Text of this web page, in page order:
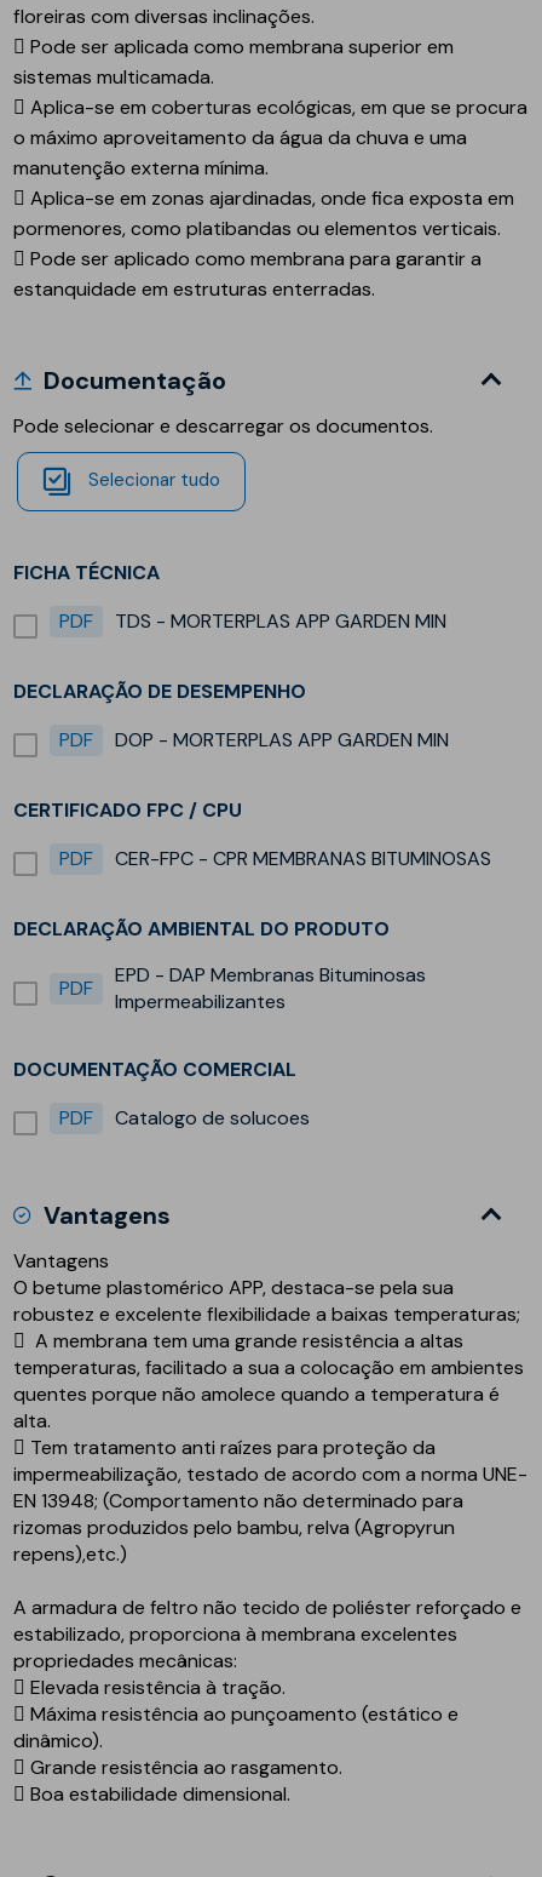
floreiras com diversas inclinações.
 Pode ser aplicada como membrana superior em
sistemas multicamada.
 Aplica-se em coberturas ecológicas, em que se procura
o máximo aproveitamento da água da chuva e uma
manutenção externa mínima.
 Aplica-se em zonas ajardinadas, onde fica exposta em
pormenores, como platibandas ou elementos verticais.
 Pode ser aplicado como membrana para garantir a
estanquidade em estruturas enterradas.
Documentação
Pode selecionar e descarregar os documentos.
Selecionar tudo
FICHA TÉCNICA
PDF
TDS - MORTERPLAS APP GARDEN MIN
DECLARAÇÃO DE DESEMPENHO
PDF
DOP - MORTERPLAS APP GARDEN MIN
CERTIFICADO FPC / CPU
PDF
CER-FPC - CPR MEMBRANAS BITUMINOSAS
DECLARAÇÃO AMBIENTAL DO PRODUTO
PDF
EPD - DAP Membranas Bituminosas
Impermeabilizantes
DOCUMENTAÇÃO COMERCIAL
PDF
Catalogo de solucoes
Vantagens
Vantagens
O betume plastomérico APP, destaca-se pela sua
robustez e excelente flexibilidade a baixas temperaturas;
 A membrana tem uma grande resistência a altas
temperaturas, facilitado a sua a colocação em ambientes
quentes porque não amolece quando a temperatura é
alta.
 Tem tratamento anti raízes para proteção da
impermeabilização, testado de acordo com a norma UNE-
EN 13948; (Comportamento não determinado para
rizomas produzidos pelo bambu, relva (Agropyrun
repens),etc.)
A armadura de feltro não tecido de poliéster reforçado e
estabilizado, proporciona à membrana excelentes
propriedades mecânicas:
 Elevada resistência à tração.
 Máxima resistência ao punçoamento (estático e
dinâmico).
 Grande resistência ao rasgamento.
 Boa estabilidade dimensional.